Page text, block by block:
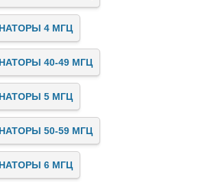
4 МГЦ
40-49 МГЦ
5 МГЦ
50-59 МГЦ
6 МГЦ